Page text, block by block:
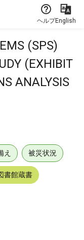
ヘルプEnglish
(SPS)
(EXHIBIT
ANALYSIS
え 被災状況
書館蔵書